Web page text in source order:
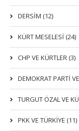
DERSIM (12)
KÜRT MESELESİ (24)
CHP VE KÜRTLER (3)
DEMOKRAT PARTI
TURGUT ÖZAL VE
PKK VE TÜRKIYE (11)